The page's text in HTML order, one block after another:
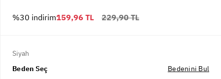
229,90 TL
%30 indirim159,96 TL
Siyah
Beden Seç
Bedenini Bul